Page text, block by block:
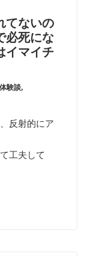
てないの
必死にな
イマイチ
体験談,
反射的にア
工夫して